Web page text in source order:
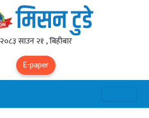
२०८३ साउन २१ , बिहीबार
E-paper